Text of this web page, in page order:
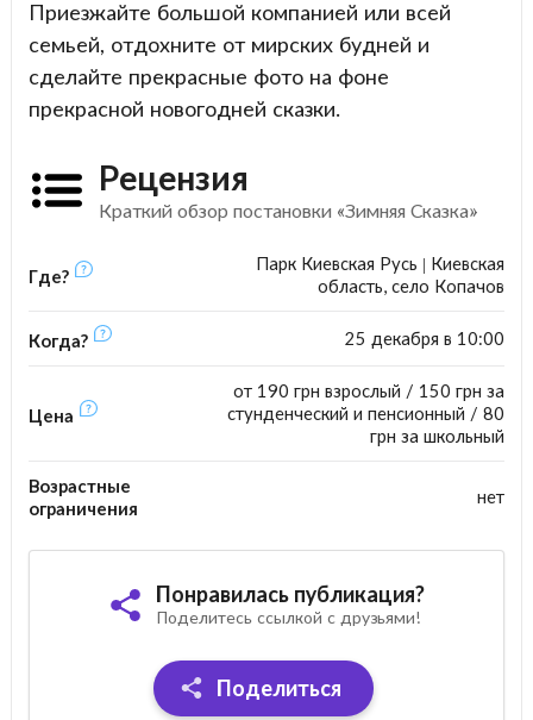
Приезжайте большой компанией или всей
семьей, отдохните от мирских будней и
сделайте прекрасные фото на фоне
прекрасной новогодней сказки.
Рецензия
Краткий обзор постановки «Зимняя Сказка»
Где?
Парк Киевская Русь | Киевская
область, cело Копачов
Когда? 25 декабря в 10:00
Цена
от 190 грн взрослый / 150 грн за
стунденческий и пенсионный / 80
грн за школьный
Возрастные
ограничения
нет
Понравилась публикация?
Поделитесь ссылкой с друзьями!
Поделиться